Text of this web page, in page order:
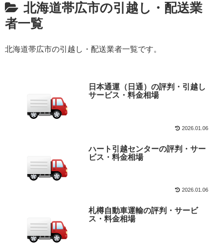
北海道帯広市の引越し・配送業
者一覧
北海道帯広市の引越し・配送業者一覧です。
日本通運（日通）の評判・引越し
サービス・料金相場
2026.01.06
ハート引越センターの評判・サー
ビス・料金相場
2026.01.06
札樽自動車運輸の評判・サービ
ス・料金相場